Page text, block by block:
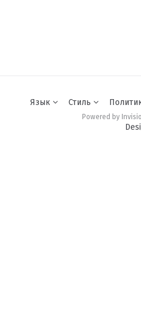
Язык Стиль
Powered by